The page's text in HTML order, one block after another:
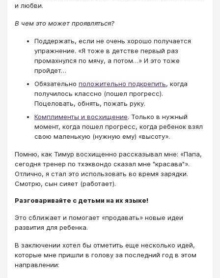
и любви.
В чем это может проявляться?
Поддержать, если не очень хорошо получается
упражнение. «Я тоже в детстве первый раз
промахнулся по мячу, а потом…» И это тоже
пройдет…
Обязательно положительно подкрепить, когда
получилось классно (пошел прогресс).
Поцеловать, обнять, пожать руку.
Комплименты и восхищение. Только в нужный
момент, когда пошел прогресс, когда ребенок взял
свою маленькую (нужную ему) «высоту».
Помню, как Тимур восхищенно рассказывал мне: «Папа,
сегодня тренер по тхэквондо сказал мне "красава"».
Отлично, я стал это использовать во время зарядки.
Смотрю, сын сияет (работает).
Разговаривайте с детьми на их языке!
Это сближает и помогает «продавать» новые идеи
развития для ребенка.
В заключении хотел бы отметить еще несколько идей,
которые мне пришли в голову за последний год в этом
направлении: